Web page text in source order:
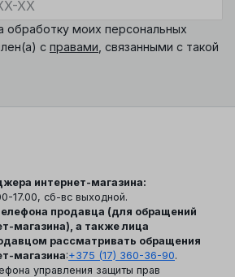
обработку моих персональных
с правами , связанными с такой
интернет-магазина:
17.00, сб-вс выходной.
продавца (для обращений
магазина), а также лица
рассматривать обращения
магазина:+375 (17) 360-36-90.
управления защиты прав